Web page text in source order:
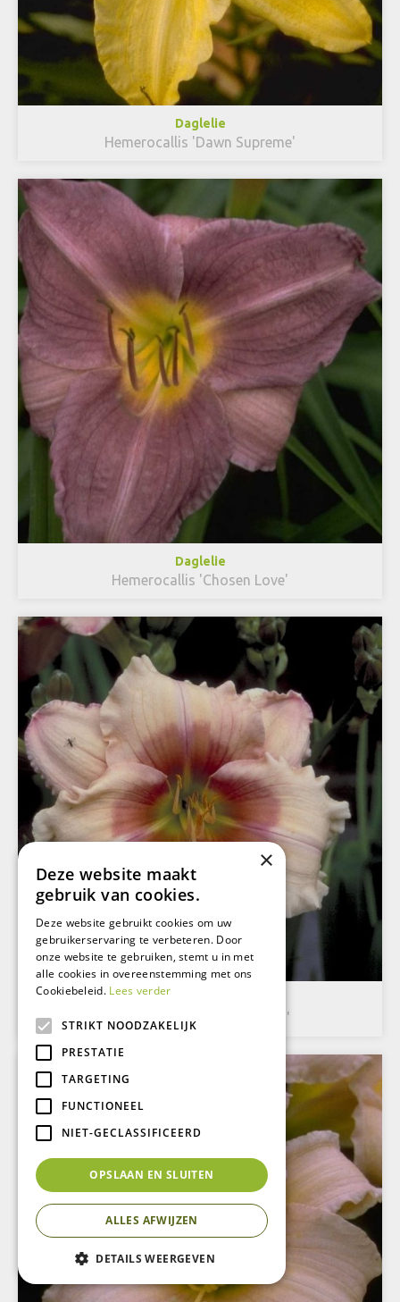
Daglelie
Hemerocallis 'Dawn Supreme'
Daglelie
Hemerocallis 'Chosen Love'
Hemerocallis 'Janice Brown'
×
Deze website maakt
gebruik van cookies.
Deze website gebruikt cookies om uw
gebruikerservaring te verbeteren. Door
onze website te gebruiken, stemt u in met
alle cookies in overeenstemming met ons
Cookiebeleid. Lees verder
STRIKT NOODZAKELIJK
PRESTATIE
TARGETING
FUNCTIONEEL
NIET-GECLASSIFICEERD
OPSLAAN EN SLUITEN
ALLES AFWIJZEN
DETAILS WEERGEVEN